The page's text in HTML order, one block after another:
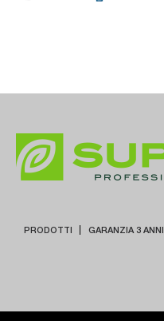
PRODOTTI GARANZIA 3 ANNI